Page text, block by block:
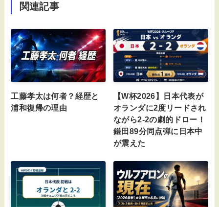
関連記事
工藤孝太は何者？経歴と
浦和復帰の理由
【W杯2026】日本代表が
オランダに2度リードされ
ながら2-2の劇的ドロー！
鎌田89分同点弾に日本中
が震えた